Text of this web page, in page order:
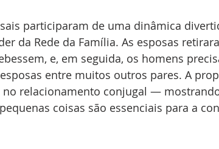
participaram de uma dinâmica
da Rede da Família. As esposas
e, em seguida, os homens
entre muitos outros pares. A
no relacionamento conjugal —
coisas são essenciais para a